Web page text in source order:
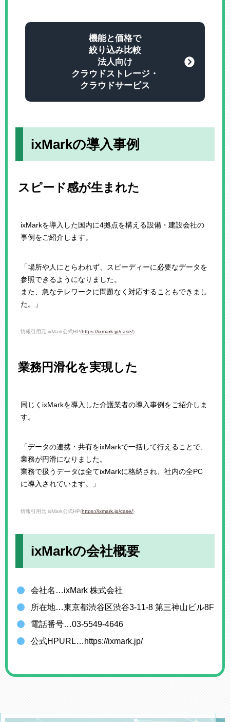
機能と価格で
絞り込み比較
法人向け
クラウドストレージ・
クラウドサービス
ixMarkの導入事例
スピード感が生まれた
ixMarkを導入した国内に4拠点を構える設備・建設会社の
事例をご紹介します。
「場所や人にとらわれず、スピーディーに必要なデータを
参照できるようになりました。
また、急なテレワークに問題なく対応することもできまし
た。」
情報引用元:ixMark公式HP(https://ixmark.jp/case/)
業務円滑化を実現した
同じくixMarkを導入した介護業者の導入事例をご紹介しま
す。
「データの連携・共有をixMarkで一括して行えることで、
業務が円滑になりました。
業務で扱うデータは全てixMarkに格納され、社内の全PC
に導入されています。」
情報引用元:ixMark公式HP(https://ixmark.jp/case/)
ixMarkの会社概要
会社名…ixMark 株式会社
所在地…東京都渋谷区渋谷3-11-8 第三神山ビル8F
電話番号…03-5549-4646
公式HPURL…https://ixmark.jp/